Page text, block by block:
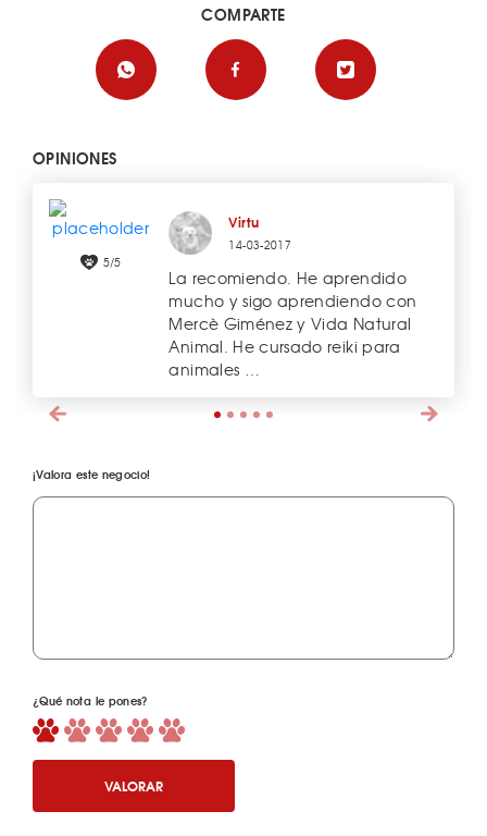
OPINIONES
5/5
Virtu
14-03-2017
La recomiendo. He aprendido
mucho y sigo aprendiendo con
Mercè Giménez y Vida Natural
Animal. He cursado reiki para
animales …
¡Valora este negocio!
¿Qué nota le pones?
VALORAR
COMPARTE